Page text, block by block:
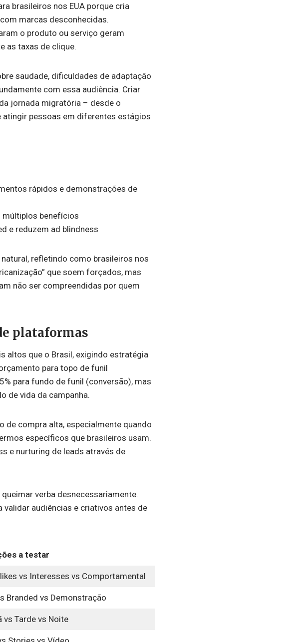
brasileiros nos EUA porque cria
marcas desconhecidas.
o produto ou serviço geram
as taxas de clique.
saudade, dificuldades de adaptação
com essa audiência. Criar
jornada migratória – desde o
pessoas em diferentes estágios
rápidos e demonstrações de
múltiplos benefícios
e reduzem ad blindness
refletindo como brasileiros nos
que soem forçados, mas
não ser compreendidas por quem
plataformas
altos que o Brasil, exigindo estratégia
para topo de funil
para fundo de funil (conversão), mas
de vida da campanha.
de compra alta, especialmente quando
específicos que brasileiros usam.
e nurturing de leads através de
verba desnecessariamente.
audiências e criativos antes de
a testar
vs Interesses vs Comportamental
Branded vs Demonstração
vs Tarde vs Noite